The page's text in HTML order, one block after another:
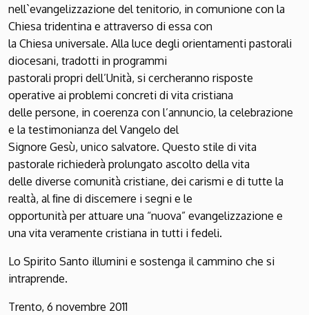
nell`evangelizzazione del tenitorio, in comunione con la
Chiesa tridentina e attraverso di essa con
la Chiesa universale. Alla luce degli orientamenti pastorali
diocesani, tradotti in programmi
pastorali propri dell’Unità, si cercheranno risposte
operative ai problemi concreti di vita cristiana
delle persone, in coerenza con l’annuncio, la celebrazione
e la testimonianza del Vangelo del
Signore Gesù, unico salvatore. Questo stile di vita
pastorale richiederà prolungato ascolto della vita
delle diverse comunità cristiane, dei carismi e di tutte la
realtà, al ﬁne di discemere i segni e le
opportunità per attuare una “nuova” evangelizzazione e
una vita veramente cristiana in tutti i fedeli.
Lo Spirito Santo illumini e sostenga il cammino che si
intraprende.
Trento, 6 novembre 2011